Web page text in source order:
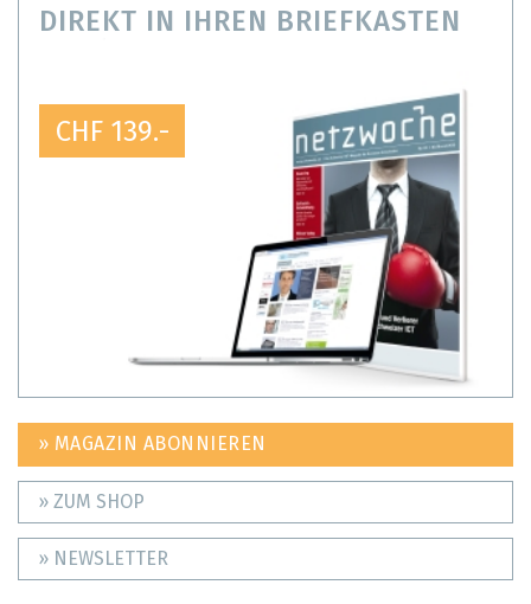
DIREKT IN IHREN BRIEFKASTEN
CHF 139.-
» MAGAZIN ABONNIEREN
» ZUM SHOP
» NEWSLETTER